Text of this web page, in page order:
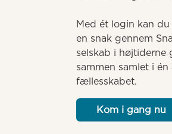
Med ét login kan
en snak gennem
selskab i højtiderne
sammen samlet i
fællesskabet.
Kom i gang nu